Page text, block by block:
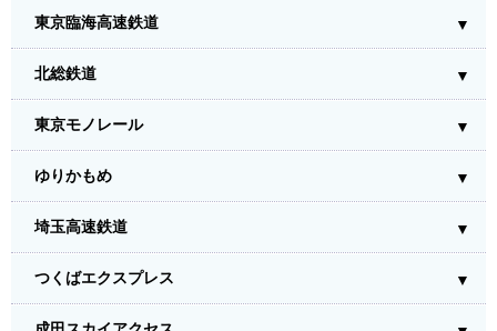
東京臨海高速鉄道
北総鉄道
東京モノレール
ゆりかもめ
埼玉高速鉄道
つくばエクスプレス